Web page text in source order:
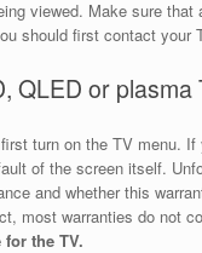
viewed. Make sure
should first contact your
QLED or
turn on the TV menu.
of the screen itself.
and whether this
most warranties do not
the TV.